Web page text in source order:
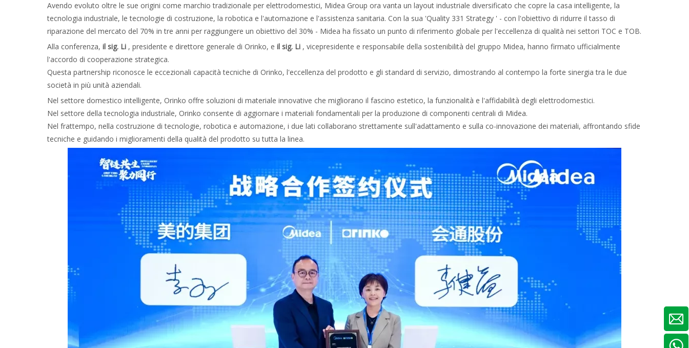
Avendo evoluto oltre le sue origini come marchio tradizionale per elettrodomestici, Midea Group ora vanta un layout industriale diversificato che copre la casa intelligente, la
tecnologia industriale, le tecnologie di costruzione, la robotica e l'automazione e l'assistenza sanitaria. Con la sua 'Quality 331 Strategy ' - con l'obiettivo di ridurre il tasso di
riparazione del mercato del 70% in tre anni per raggiungere un obiettivo del 30% - Midea ha fissato un punto di riferimento globale per l'eccellenza di qualità nei settori TOC e TOB.
Alla conferenza, il sig. Li , presidente e direttore generale di Orinko, e il sig. Li , vicepresidente e responsabile della sostenibilità del gruppo Midea, hanno firmato ufficialmente
l'accordo di cooperazione strategica.
Questa partnership riconosce le eccezionali capacità tecniche di Orinko, l'eccellenza del prodotto e gli standard di servizio, dimostrando al contempo la forte sinergia tra le due
società in più unità aziendali.
Nel settore domestico intelligente, Orinko offre soluzioni di materiale innovative che migliorano il fascino estetico, la funzionalità e l'affidabilità degli elettrodomestici.
Nel settore della tecnologia industriale, Orinko consente di aggiornare i materiali fondamentali per la produzione di componenti centrali di Midea.
Nel frattempo, nella costruzione di tecnologie, robotica e automazione, i due lati collaborano strettamente sull'adattamento e sulla co-innovazione dei materiali, affrontando sfide
tecniche e guidando i miglioramenti della qualità del prodotto su tutta la linea.